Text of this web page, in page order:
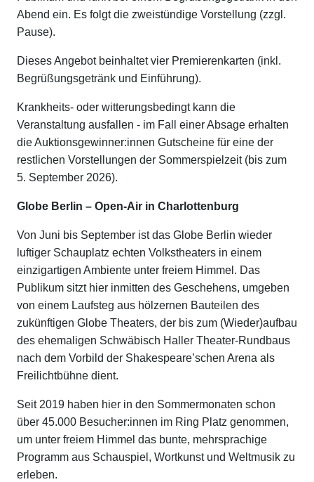
Abend ein. Es folgt die zweistündige Vorstellung (zzgl.
Pause).
Dieses Angebot beinhaltet vier Premierenkarten (inkl.
Begrüßungsgetränk und Einführung).
Krankheits- oder witterungsbedingt kann die
Veranstaltung ausfallen - im Fall einer Absage erhalten
die Auktionsgewinner:innen Gutscheine für eine der
restlichen Vorstellungen der Sommerspielzeit (bis zum
5. September 2026).
Globe Berlin – Open-Air in Charlottenburg
Von Juni bis September ist das Globe Berlin wieder
luftiger Schauplatz echten Volkstheaters in einem
einzigartigen Ambiente unter freiem Himmel. Das
Publikum sitzt hier inmitten des Geschehens, umgeben
von einem Laufsteg aus hölzernen Bauteilen des
zukünftigen Globe Theaters, der bis zum (Wieder)aufbau
des ehemaligen Schwäbisch Haller Theater-Rundbaus
nach dem Vorbild der Shakespeare’schen Arena als
Freilichtbühne dient.
Seit 2019 haben hier in den Sommermonaten schon
über 45.000 Besucher:innen im Ring Platz genommen,
um unter freiem Himmel das bunte, mehrsprachige
Programm aus Schauspiel, Wortkunst und Weltmusik zu
erleben.